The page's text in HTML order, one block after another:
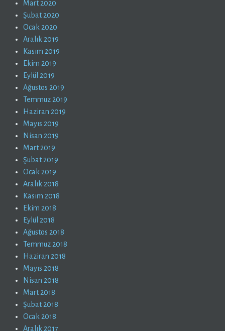
Mart 2020
Şubat 2020
Ocak 2020
Aralık 2019
Kasım 2019
Ekim 2019
Eylül 2019
Ağustos 2019
Temmuz 2019
Haziran 2019
Mayıs 2019
Nisan 2019
Mart 2019
Şubat 2019
Ocak 2019
Aralık 2018
Kasım 2018
Ekim 2018
Eylül 2018
Ağustos 2018
Temmuz 2018
Haziran 2018
Mayıs 2018
Nisan 2018
Mart 2018
Şubat 2018
Ocak 2018
Aralık 2017